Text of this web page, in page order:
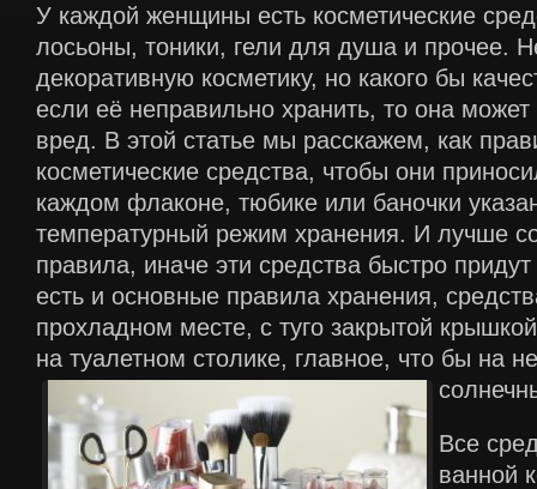
У каждой женщины есть косметические
лосьоны, тоники, гели для душа и прочее.
декоративную косметику, но какого бы
если её неправильно хранить, то она может
вред. В этой статье мы расскажем, как
косметические средства, чтобы они
каждом флаконе, тюбике или баночки
температурный режим хранения. И лучше
правила, иначе эти средства быстро
есть и основные правила хранения,
прохладном месте, с туго закрытой
на туалетном столике, главное, что бы на
Все
ванной